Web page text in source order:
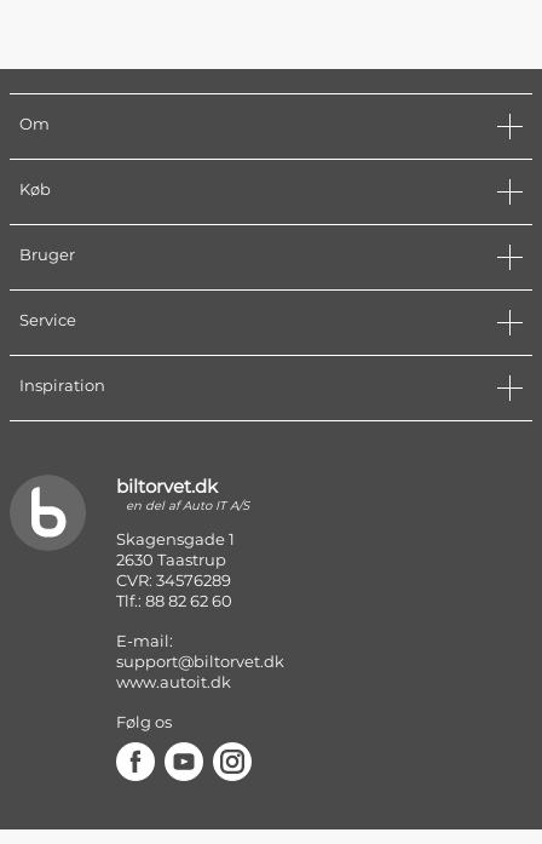
Om
Køb
Bruger
Service
Inspiration
biltorvet.dk
en del af Auto IT A/S
Skagensgade 1
2630 Taastrup
CVR: 34576289
Tlf.: 88 82 62 60
E-mail:
support@biltorvet.dk
www.autoit.dk
Følg os